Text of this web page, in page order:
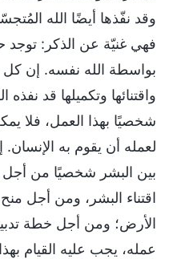
وقد نفّذها أيضًا الله
فهي غنيّة عن الذكر: توجد
بواسطة الله نفسه. إن كل
واقتنائها وتكميلها قد
شخصيًا بهذا العمل، فلا
لعمله أن يقوم به
بين البشر شخصيًا من
اقتناء البشر، ومن أجل
الأرض؛ ومن أجل خطة
عمله، يجب عليه القيام